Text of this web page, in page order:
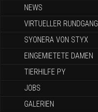
NEWS
VIRTUELLER RUNDGANG
SYONERA VON STYX
EINGEMIETETE DAMEN
TIERHILFE PY
JOBS
GALERIEN